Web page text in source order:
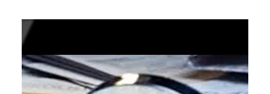
naviguer dans un environnement complexe et
compétitif. C’est dans…